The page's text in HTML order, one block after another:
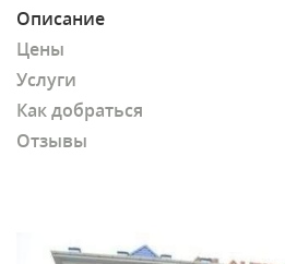
Описание
Цены
Услуги
Как добраться
Отзывы